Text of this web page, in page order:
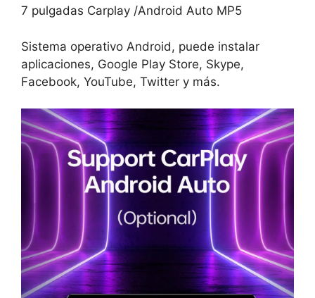
7 pulgadas Carplay /Android Auto MP5
Sistema operativo Android, puede instalar
aplicaciones, Google Play Store, Skype,
Facebook, YouTube, Twitter y más.